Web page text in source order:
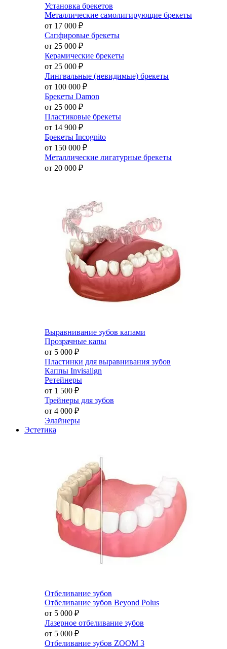
Установка брекетов
Металлические самолигирующие брекеты
от 17 000 ₽
Сапфировые брекеты
от 25 000 ₽
Керамические брекеты
от 25 000 ₽
Лингвальные (невидимые) брекеты
от 100 000 ₽
Брекеты Damon
от 25 000 ₽
Пластиковые брекеты
от 14 900 ₽
Брекеты Incognito
от 150 000 ₽
Металлические лигатурные брекеты
от 20 000 ₽
Выравнивание зубов капами
Прозрачные капы
от 5 000 ₽
Пластинки для выравнивания зубов
Каппы Invisalign
Ретейнеры
от 1 500 ₽
Трейнеры для зубов
от 4 000 ₽
Элайнеры
Эстетика
Отбеливание зубов
Отбеливание зубов Beyond Polus
от 5 000 ₽
Лазерное отбеливание зубов
от 5 000 ₽
Отбеливание зубов ZOOM 3